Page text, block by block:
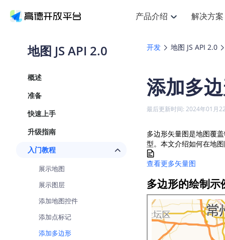
产品介绍
产品介绍 搜索定位
搜索 HOT
位置、周边、行政区、ID等查询
JS Android iOS
基于LBS的定位服务
Android iOS
地理/逆地理编码
位置名称与经纬度之间转换服务
JS Android iOS
地理围栏
虚拟空间围栏服务
Android iOS
天气查询
查询目标区域当前/未来天气
解决方案
解决方案 提供LBS领域的Agent解决方案
提供智能守护与运动出行解决方
智能眼镜实时导航及智慧出行解
世界地图 NEW
面向开发者提供全球范围内LBS
智能两轮车 NEW
手机银行 NEW
提供手机银行APP地图应用
文档与支持 API
Web高级服务API
定价 产品定价
技术服务许可
Android定位
浏览器定位
自定义地图
认证开发商
地图 JS API 2.0
概述
准备
快速上手
升级指南
入门教程
展示地图
展示图层
添加地图控件
添加点标记
添加多边形
开发 地图 JS API 2.0
添加多
最后更新时间: 2024年01月
多边形矢量图是地图覆
型。本文介绍如何在地
查看更多矢量图
多边形的绘制示